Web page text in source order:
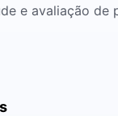
e avaliação de